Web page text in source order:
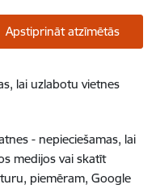
Apstiprināt atzīmētās
lai uzlabotu vietnes
- nepieciešamas, lai
medijos vai skatīt
piemēram, Google